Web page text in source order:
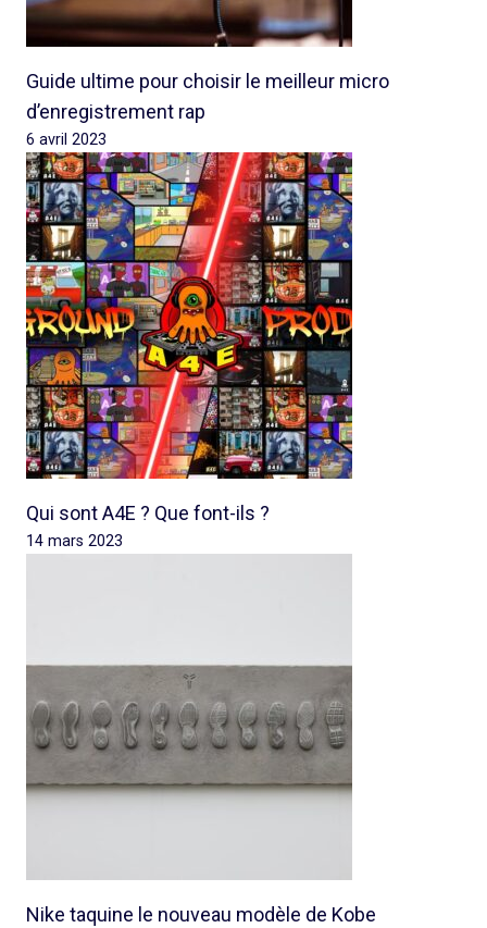
Guide ultime pour choisir le meilleur micro
d’enregistrement rap
6 avril 2023
Qui sont A4E ? Que font-ils ?
14 mars 2023
Nike taquine le nouveau modèle de Kobe